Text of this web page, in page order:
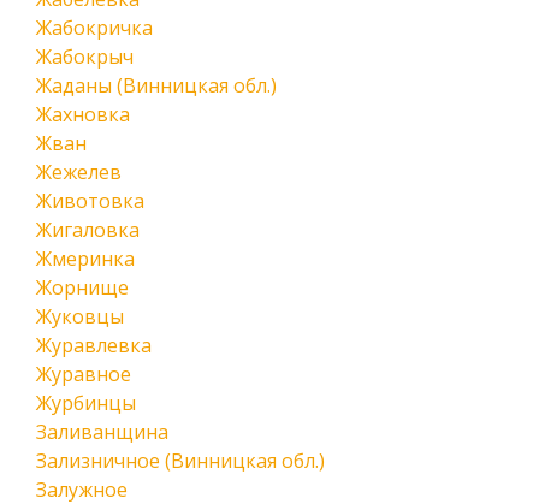
Жабокричка
Жабокрыч
Жаданы (Винницкая обл.)
Жахновка
Жван
Жежелев
Животовка
Жигаловка
Жмеринка
Жорнище
Жуковцы
Журавлевка
Журавное
Журбинцы
Заливанщина
Зализничное (Винницкая обл.)
Залужное